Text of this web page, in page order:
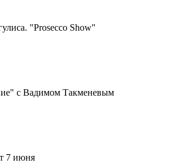
"Prosecco Show"
с Вадимом Такменевым
7 июня